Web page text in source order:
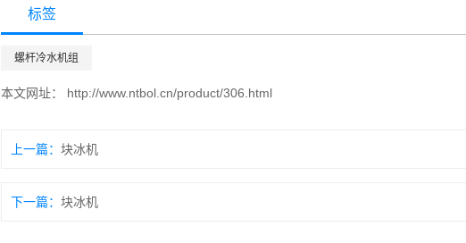
标签
螺杆冷水机组
本文网址： http://www.ntbol.cn/product/306.html
上一篇： 块冰机
下一篇： 块冰机